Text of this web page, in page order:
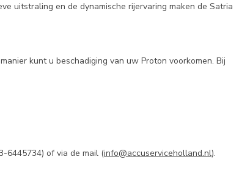
uitstraling en de dynamische rijervaring maken de Satria
kunt u beschadiging van uw Proton voorkomen. Bij
6445734) of via de mail (info@accuserviceholland.nl).